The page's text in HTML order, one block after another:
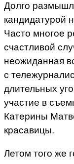
Долго
кандидатурой
Часто многое
счастливой
неожиданная
с
длительных
участие в
Катерины
красавицы.
Летом того же